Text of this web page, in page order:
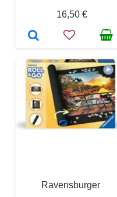
16,50 €
Ravensburger